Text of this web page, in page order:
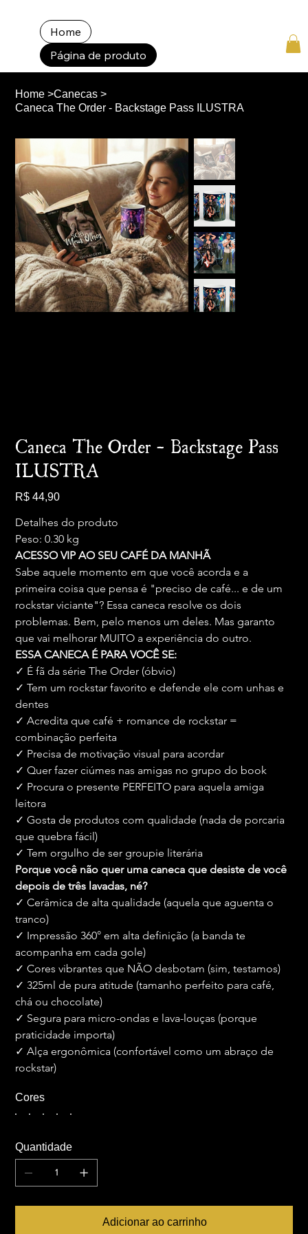
Home
Página de produto
Home >Canecas >
Caneca The Order - Backstage Pass ILUSTRA
Caneca The Order - Backstage Pass
ILUSTRA
Preço
R$ 44,90
Detalhes do produto
Peso: 0.30 kg
ACESSO VIP AO SEU CAFÉ DA MANHÃ
Sabe aquele momento em que você acorda e a
primeira coisa que pensa é "preciso de café... e de um
rockstar viciante"? Essa caneca resolve os dois
problemas. Bem, pelo menos um deles. Mas garanto
que vai melhorar MUITO a experiência do outro.
ESSA CANECA É PARA VOCÊ SE:
✓ É fã da série The Order (óbvio)
✓ Tem um rockstar favorito e defende ele com unhas e
dentes
✓ Acredita que café + romance de rockstar =
combinação perfeita
✓ Precisa de motivação visual para acordar
✓ Quer fazer ciúmes nas amigas no grupo do book
✓ Procura o presente PERFEITO para aquela amiga
leitora
✓ Gosta de produtos com qualidade (nada de porcaria
que quebra fácil)
✓ Tem orgulho de ser groupie literária
Porque você não quer uma caneca que desiste de você
depois de três lavadas, né?
✓ Cerâmica de alta qualidade (aquela que aguenta o
tranco)
✓ Impressão 360° em alta definição (a banda te
acompanha em cada gole)
✓ Cores vibrantes que NÃO desbotam (sim, testamos)
✓ 325ml de pura atitude (tamanho perfeito para café,
chá ou chocolate)
✓ Segura para micro-ondas e lava-louças (porque
praticidade importa)
✓ Alça ergonômica (confortável como um abraço de
rockstar)
Cores
Quantidade
Adicionar ao carrinho